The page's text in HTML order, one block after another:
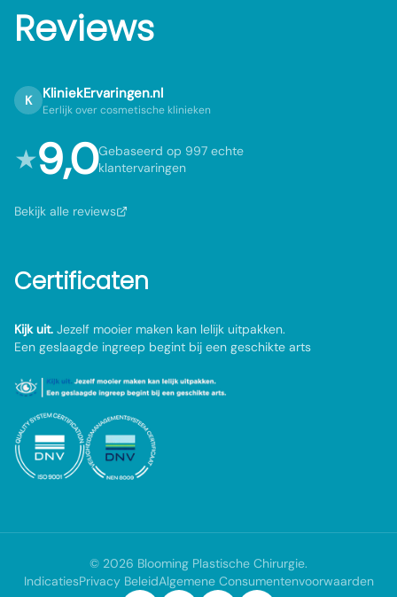
Reviews
K KliniekErvaringen.nl
Eerlijk over cosmetische klinieken
★9,0Gebaseerd op 997 echte
klantervaringen
Bekijk alle reviews
Certificaten
Kijk uit. Jezelf mooier maken kan lelijk uitpakken.
Een geslaagde ingreep begint bij een geschikte arts
© 2026 Blooming Plastische Chirurgie.
IndicatiesPrivacy BeleidAlgemene Consumentenvoorwaarden